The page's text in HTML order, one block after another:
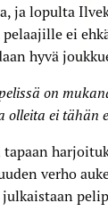
ja lopulta
pelaajille ei
hyvä
on
olleita ei tähän
tapaan
verho